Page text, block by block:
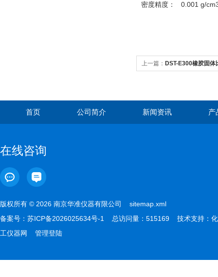
密度精度： 0.001 g/
上一篇： DST-E300橡胶固体
首页 公司简介 新闻资讯 产
在线咨询
版权所有 © 2026 南京华准仪器有限公司 sitemap.xml
备案号： 苏ICP备2026025634号-1 总访问量：515169 技术支持： 化
工仪器网
管理登陆